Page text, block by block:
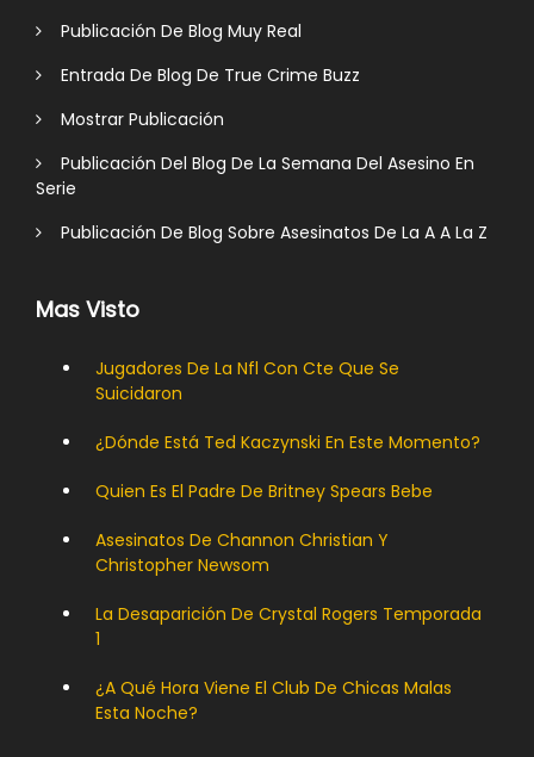
Publicación De Blog Muy Real
Entrada De Blog De True Crime Buzz
Mostrar Publicación
Publicación Del Blog De La Semana Del Asesino En
Serie
Publicación De Blog Sobre Asesinatos De La A A La Z
Mas Visto
Jugadores De La Nfl Con Cte Que Se
Suicidaron
¿Dónde Está Ted Kaczynski En Este Momento?
Quien Es El Padre De Britney Spears Bebe
Asesinatos De Channon Christian Y
Christopher Newsom
La Desaparición De Crystal Rogers Temporada
1
¿A Qué Hora Viene El Club De Chicas Malas
Esta Noche?